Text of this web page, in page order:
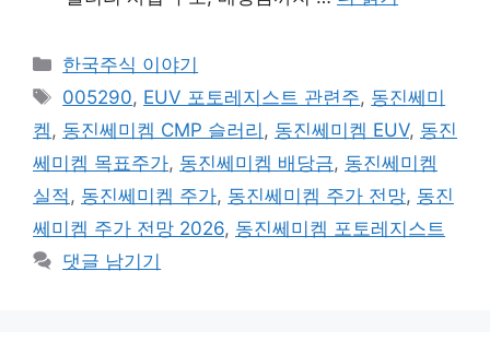
카
테
리
한국주식 이야기
태
그
005290, EUV 포토레지스트 관련주, 동진쎄미
켐 , 동진쎄미켐 CMP 슬러리 , 동진쎄미켐 EUV, 동진
쎄미켐 목표주가, 동진쎄미켐 배당금, 동진쎄미켐
실적 , 동진쎄미켐 주가, 동진쎄미켐 주가 전망, 동진
쎄미켐 주가 전망 2026, 동진쎄미켐 포토레지스트
댓글 남기기